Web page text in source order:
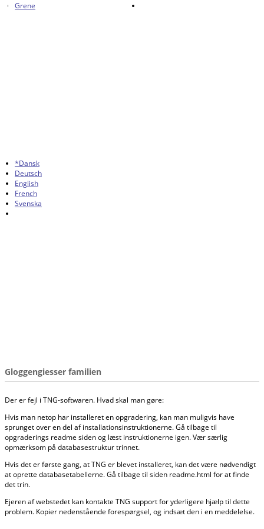
Grene
*Dansk
Deutsch
English
French
Svenska
Gloggengiesser familien
Der er fejl i TNG-softwaren. Hvad skal man gøre:
Hvis man netop har installeret en opgradering, kan man muligvis have
sprunget over en del af installationsinstruktionerne. Gå tilbage til
opgraderings readme siden og læst instruktionerne igen. Vær særlig
opmærksom på databasestruktur trinnet.
Hvis det er første gang, at TNG er blevet installeret, kan det være nødvendigt
at oprette databasetabellerne. Gå tilbage til siden readme.html for at finde
det trin.
Ejeren af webstedet kan kontakte TNG support for yderligere hjælp til dette
problem. Kopier nedenstående forespørgsel, og indsæt den i en meddelelse.